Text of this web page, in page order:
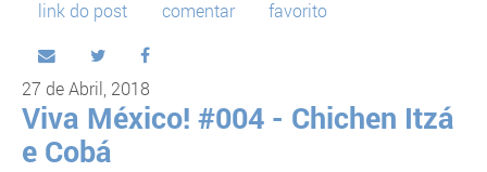
link do post comentar favorito
27 de Abril, 2018
Viva México! #004 - Chichen Itzá
e Cobá